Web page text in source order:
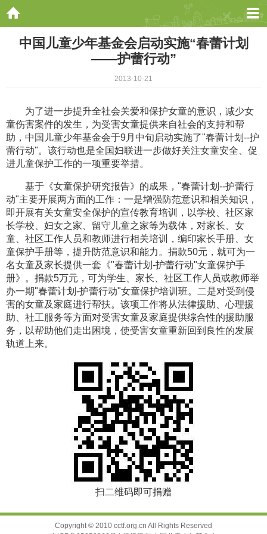
中国儿童少年基金会启动实施“春蕾计划
——护蕾行动”
2013-10-21
为了进一步提升全社会关爱和保护女童的意识，减少女
童伤害案件的发生，为受害女童提供来自社会的支持和帮
助，中国儿童少年基金会于9月中旬启动实施了"春蕾计划--护
蕾行动"。该行动也是全国妇联进一步做好关注女童安全、促
进儿童保护工作的一项重要举措。
基于《女童保护研究报告》的成果，"春蕾计划--护蕾行
动"主要开展两方面的工作：一是增强防范意识和相关知识，
即开展有关女童安全保护的宣传教育培训，以学校、社区家
长学校、妇女之家、留守儿童之家等为载体，对家长、女
童、社区工作人员和教师进行相关培训，编印家长手册、女
童保护手册等，提升防范意识和能力。捐款50元，就可为一
名女童及家长提供一套《"春蕾计划-护蕾行动"女童保护手
册》。捐款5万元，可为学生、家长、社区工作人员或教师举
办一期"春蕾计划-护蕾行动"女童保护培训班。二是对受到侵
害的女童及家庭进行帮扶。该项工作将从法律援助、心理援
助、社工服务等方面对受害女童及家庭提供综合性的援助服
务，以帮助他们走出困境，使受害女童重新回到良性的发展
轨道上来。
扫二维码即可捐赠
Copyright © 2010 cctf.org.cn All Rights Reserved